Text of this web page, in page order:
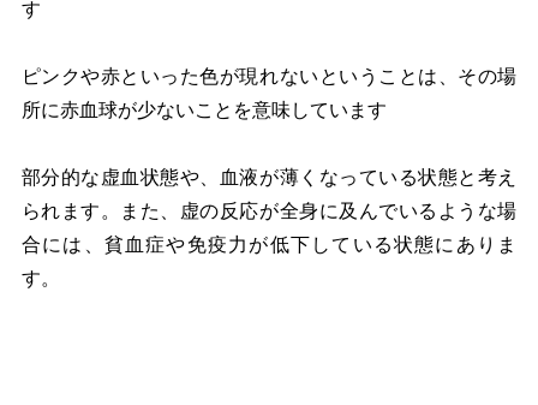
す
ピンクや赤といった色が現れないということは、その場
所に赤血球が少ないことを意味しています
部分的な虚血状態や、血液が薄くなっている状態と考え
られます。また、虚の反応が全身に及んでいるような場
合には、貧血症や免疫力が低下している状態にありま
す。